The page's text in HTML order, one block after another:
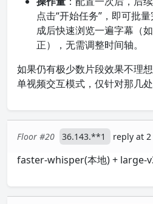
点击“开始任务”，即可批
成后快速浏览一遍字幕（
正），无需调整时间轴。
如果仍有极少数片段效果不理
单视频交互模式，仅针对那几
Floor #20 36.143.**1 reply at
faster-whisper(本地) + large-